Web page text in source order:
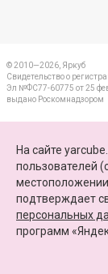
© 2010—2026, Яркуб
Свидетельство о
Эл №ФС77-60775 от 25
выдано Роскомнадзором
ПАРТНЕРЫ
КАРТА САЙТА
+7 (4852) 64-15-52
Сайт функционирует при
На сайте
пользователей
подтверждает
персональных
программ